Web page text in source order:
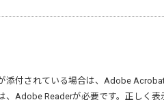
付されている場合は、 Adobe
、 Adobe Readerが必要です。正しく表